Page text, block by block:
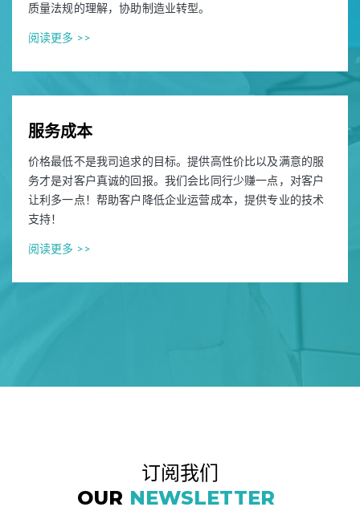
质量法规的理解，协助制造业转型。
阅读更多 >>
服务成本
价格最低不是我司追求的目标。提供高性价比以及满意的服
务才是对客户真诚的回报。我们会比同行少赚一点，对客户
让利多一点！帮助客户降低企业运营成本，提供专业的技术
支持！
阅读更多 >>
订阅我们
OUR NEWSLETTER